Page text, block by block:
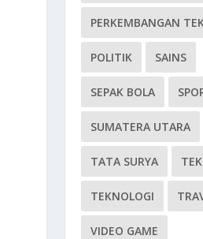
PERKEMBANGAN
POLITIK SAINS
SEPAK BOLA
SUMATERA UTARA
TATA SURYA
TEKNOLOGI
VIDEO GAME